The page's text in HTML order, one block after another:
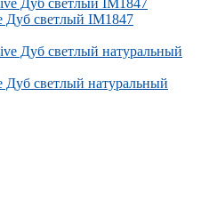
Дуб светлый IM1847
Дуб светлый натуральный